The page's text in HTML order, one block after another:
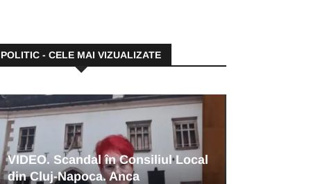
POLITIC - CELE MAI VIZUALIZATE
VIDEO. Scandal în Consiliul Local
din Cluj-Napoca. Anca